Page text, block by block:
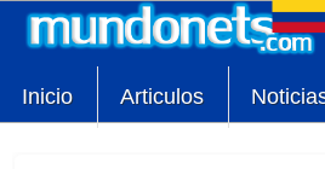
Inicio Articulos